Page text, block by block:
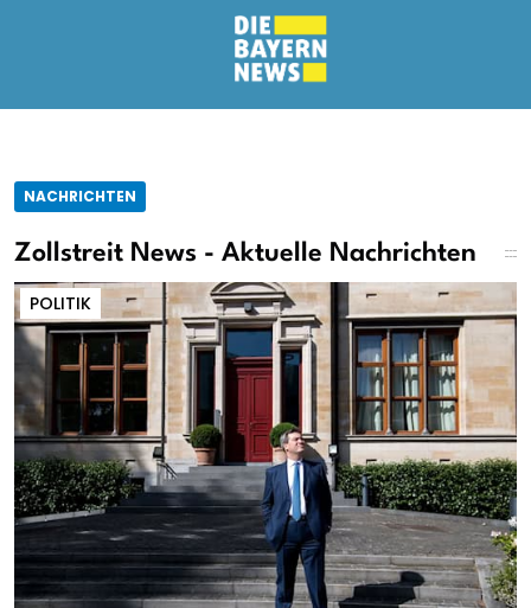
NACHRICHTEN
Zollstreit News - Aktuelle Nachrichten
POLITIK